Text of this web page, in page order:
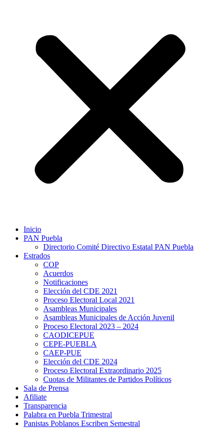
Inicio
PAN Puebla
Directorio Comité Directivo Estatal PAN Puebla
Estrados
COP
Acuerdos
Notificaciones
Elección del CDE 2021
Proceso Electoral Local 2021
Asambleas Municipales
Asambleas Municipales de Acción Juvenil
Proceso Electoral 2023 – 2024
CAODICEPUE
CEPE-PUEBLA
CAEP-PUE
Elección del CDE 2024
Proceso Electoral Extraordinario 2025
Cuotas de Militantes de Partidos Políticos
Sala de Prensa
Afiliate
Transparencia
Palabra en Puebla Trimestral
Panistas Poblanos Escriben Semestral